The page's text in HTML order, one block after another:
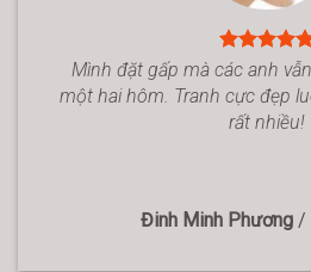
Mình đặt gấp mà các anh
một hai hôm. Tranh cực đẹp
rất nhiều!
Đinh Minh Phương /